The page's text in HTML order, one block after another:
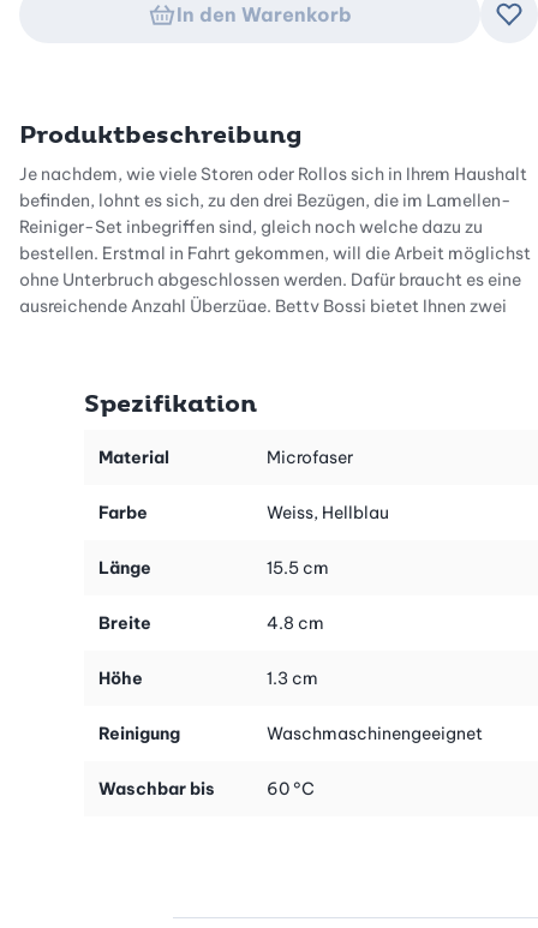
In den Warenkorb
Produktbeschreibung
Je nachdem, wie viele Storen oder Rollos sich in Ihrem Haushalt
befinden, lohnt es sich, zu den drei Bezügen, die im Lamellen-
Reiniger-Set inbegriffen sind, gleich noch welche dazu zu
bestellen. Erstmal in Fahrt gekommen, will die Arbeit möglichst
ohne Unterbruch abgeschlossen werden. Dafür braucht es eine
ausreichende Anzahl Überzüge. Betty Bossi bietet Ihnen zwei
deshalb während des Arbeitens nicht vom Griff. Sie eignen sich
von Aussenstoren als auch zum Entstauben von Innenjalousien
schmutzigen Bezüge können bequem bei 60 Grad gewaschen
Passt zum Lamellen-Reiniger - 4-teilig (Art.-Nr. 25370).
Spezifikation
Material Microfaser
Farbe Weiss, Hellblau
Länge 15.5 cm
Breite 4.8 cm
Höhe 1.3 cm
Reinigung Waschmaschinengeeignet
Waschbar bis 60 °C